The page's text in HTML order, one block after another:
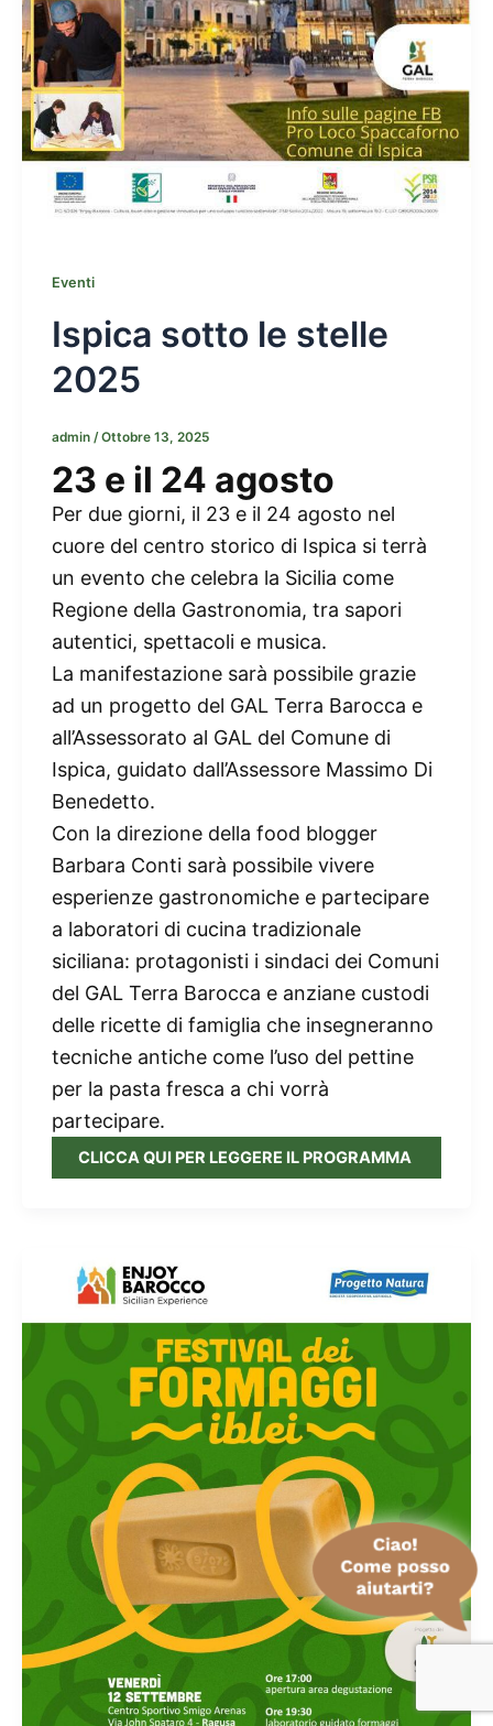
Eventi
Ispica sotto le stelle
2025
admin /Ottobre 13, 2025
23 e il 24 agosto
Per due giorni, il 23 e il 24 agosto nel
cuore del centro storico di Ispica si terrà
un evento che celebra la Sicilia come
Regione della Gastronomia, tra sapori
autentici, spettacoli e musica.
La manifestazione sarà possibile grazie
ad un progetto del GAL Terra Barocca e
all’Assessorato al GAL del Comune di
Ispica, guidato dall’Assessore Massimo Di
Benedetto.
Con la direzione della food blogger
Barbara Conti sarà possibile vivere
esperienze gastronomiche e partecipare
a laboratori di cucina tradizionale
siciliana: protagonisti i sindaci dei Comuni
del GAL Terra Barocca e anziane custodi
delle ricette di famiglia che insegneranno
tecniche antiche come l’uso del pettine
per la pasta fresca a chi vorrà
partecipare.
CLICCA QUI PER LEGGERE IL PROGRAMMA